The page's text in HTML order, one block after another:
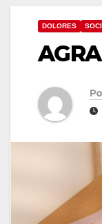
DOLORES